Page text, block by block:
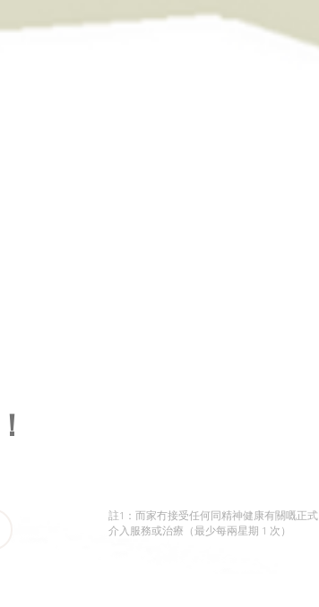
註1：而家冇接受任何同精神健康有關嘅正式
介入服務或治療（最少每兩星期 1 次）